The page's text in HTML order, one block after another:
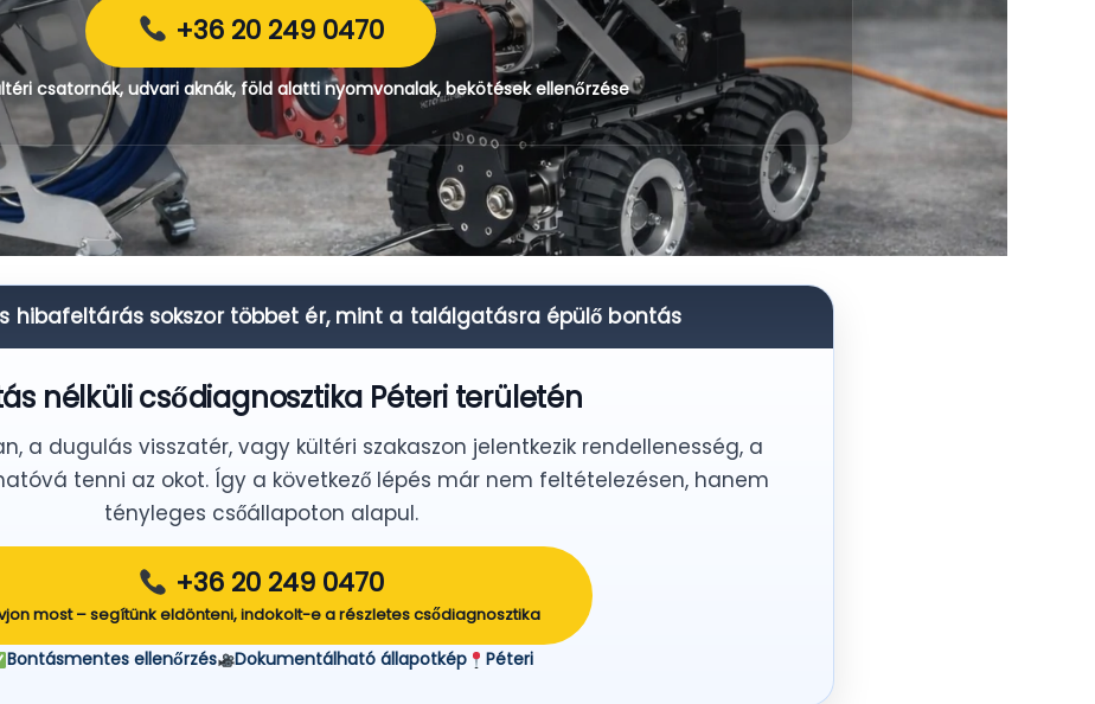
+36 20 249 0470
csatornák, udvari aknák, föld alatti nyomvonalak, bekötések ellenőrzése
hibafeltárás sokszor többet ér, mint a találgatásra épülő bontás
nélküli csődiagnosztika Péteri területén
a dugulás visszatér, vagy kültéri szakaszon jelentkezik rendellenesség, a
tenni az okot. Így a következő lépés már nem feltételezésen, hanem
tényleges csőállapoton alapul.
+36 20 249 0470
most – segítünk eldönteni, indokolt-e a részletes csődiagnosztika
Bontásmentes ellenőrzés Dokumentálható állapotkép Péteri